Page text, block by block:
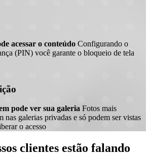
acessar o conteúdo Configurando o
(PIN) você garante o bloqueio de tela
pode ver sua galeria Fotos mais
nas galerias privadas e só podem ser vistas
o acesso
clientes estão falando